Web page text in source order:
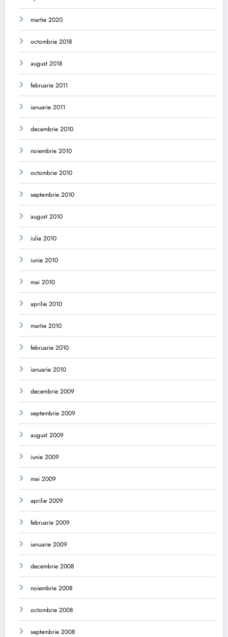
martie 2020
octombrie 2018
august 2018
februarie 2011
ianuarie 2011
decembrie 2010
noiembrie 2010
octombrie 2010
septembrie 2010
august 2010
iulie 2010
iunie 2010
mai 2010
aprilie 2010
martie 2010
februarie 2010
ianuarie 2010
decembrie 2009
septembrie 2009
august 2009
iunie 2009
mai 2009
aprilie 2009
februarie 2009
ianuarie 2009
decembrie 2008
noiembrie 2008
octombrie 2008
septembrie 2008